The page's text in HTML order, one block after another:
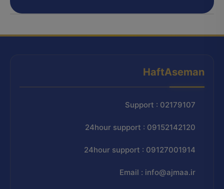
HaftAseman
Support : 02179107
24hour support : 09152142120
24hour support : 09127001914
Email : info@ajmaa.ir